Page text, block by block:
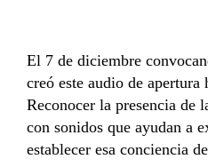
El 7 de diciembre
creó este audio de apertura
Reconocer la presencia de
con sonidos que ayudan a
establecer esa conciencia